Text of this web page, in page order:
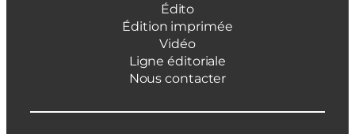
Édito
Édition imprimée
Vidéo
Ligne éditoriale
Nous contacter